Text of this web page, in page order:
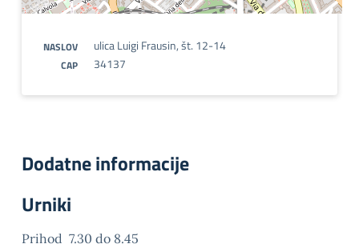
NASLOV ulica Luigi Frausin, št. 12-14
CAP 34137
Dodatne informacije
Urniki
Prihod 7.30 do 8.45